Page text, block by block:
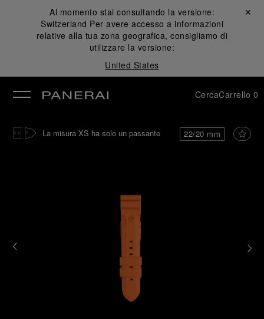
Al momento stai consultando la versione:
Switzerland Per avere accesso a informazioni
relative alla tua zona geografica, consigliamo di
utilizzare la versione:
United States
Chiudi ✕
CercaCarrello 0
22/20 mm
La misura XS ha solo un passante